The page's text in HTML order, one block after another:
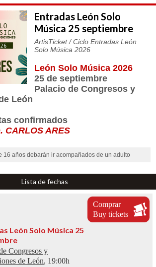
Entradas León Solo
Música 25 septiembre
ArtisTicket / Ciclo Entradas León
Solo Música 2026
León Solo Música 2026
25 de septiembre
Palacio de Congresos y
León
confirmados
CARLOS ARES
16 años debarán ir acompañados de un adulto
Lista de fechas
Comprar
Buy tickets
León Solo Música 25
Congresos y
de León, 19:00h